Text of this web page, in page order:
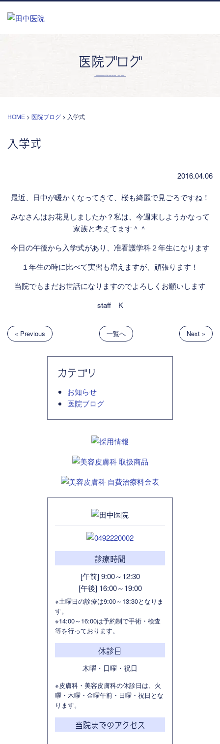
医院ブログ
HOME > 医院ブログ > 入学式
入学式
2016.04.06
最近、日中が暖かくなってきて、桜も綺麗で見ごろですね！
みなさんはお花見しましたか？私は、今週末しようかなって
家族と考えてます＾＾
今日の午後から入学式があり、准看護学科２年生になります
１年生の時に比べて実習も増えますが、頑張ります！
当院でもまだお世話になりますのでよろしくお願いします
staff K
« Previous 一覧へ Next »
カテゴリ
お知らせ
医院ブログ
診療時間
[午前] 9:00～12:30
[午後] 16:00～19:00
※土曜日の診療は9:00～13:30となりま
す。
※14:00～16:00は予約制で手術・検査
等を行っております。
休診日
木曜・日曜・祝日
※皮膚科・美容皮膚科の休診日は、火
曜・木曜・金曜午前・日曜・祝日とな
ります。
当院までのアクセス